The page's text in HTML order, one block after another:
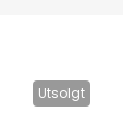
Utsolgt